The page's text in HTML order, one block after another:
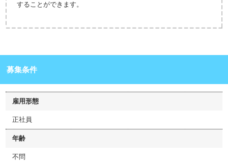
することができます。
募集条件
雇用形態
正社員
年齢
不問